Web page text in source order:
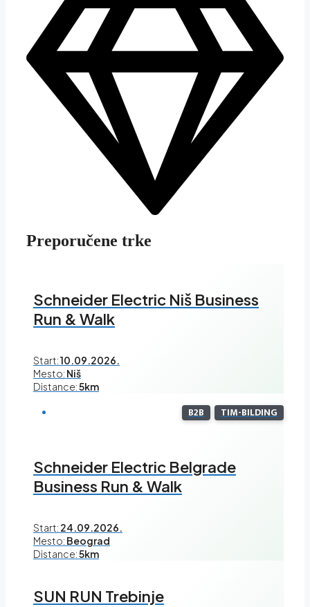
Preporučene trke
Schneider Electric Niš Business
Run & Walk
Start:10.09.2026.
Mesto: Niš
Distance:5km
B2B TIM-BILDING
Schneider Electric Belgrade
Business Run & Walk
Start: 24.09.2026.
Mesto: Beograd
Distance:5km
SUN RUN Trebinje